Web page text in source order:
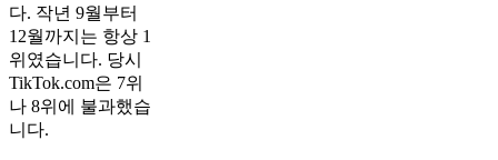
다. 작년 9월부터
12월까지는 항상 1
위였습니다. 당시
TikTok.com은 7위
나 8위에 불과했습
니다.